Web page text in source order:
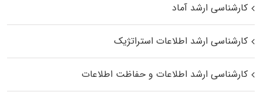
کارشناسی ارشد آماد
کارشناسی ارشد اطلاعات استراتژیک
کارشناسی ارشد اطلاعات و حفاظت اطلاعات